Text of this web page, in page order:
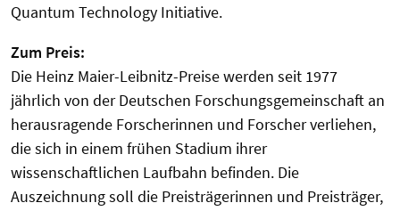
Quantum Technology Initiative.
Zum Preis:
Die Heinz Maier-Leibnitz-Preise werden seit 1977
jährlich von der Deutschen Forschungsgemeinschaft an
herausragende Forscherinnen und Forscher verliehen,
die sich in einem frühen Stadium ihrer
wissenschaftlichen Laufbahn befinden. Die
Auszeichnung soll die Preisträgerinnen und Preisträger,